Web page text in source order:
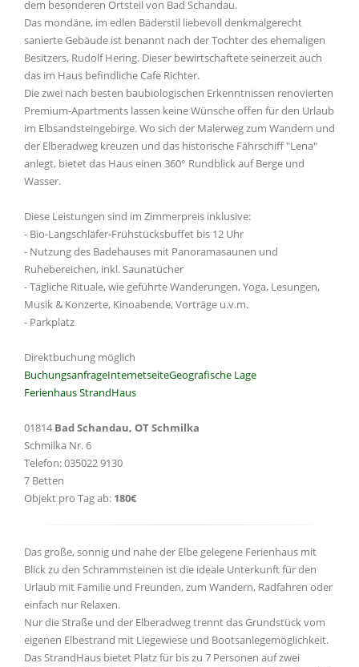
dem besonderen Ortsteil von Bad Schandau.
Das mondäne, im edlen Bäderstil liebevoll denkmalgerecht
sanierte Gebäude ist benannt nach der Tochter des ehemaligen
Besitzers, Rudolf Hering. Dieser bewirtschaftete seinerzeit auch
das im Haus befindliche Cafe Richter.
Die zwei nach besten baubiologischen Erkenntnissen renovierten
Premium-Apartments lassen keine Wünsche offen für den Urlaub
im Elbsandsteingebirge. Wo sich der Malerweg zum Wandern und
der Elberadweg kreuzen und das historische Fährschiff "Lena"
anlegt, bietet das Haus einen 360° Rundblick auf Berge und
Wasser.
Diese Leistungen sind im Zimmerpreis inklusive:
- Bio-Langschläfer-Frühstücksbuffet bis 12 Uhr
- Nutzung des Badehauses mit Panoramasaunen und
Ruhebereichen, inkl. Saunatücher
- Tägliche Rituale, wie geführte Wanderungen, Yoga, Lesungen,
Musik & Konzerte, Kinoabende, Vorträge u.v.m.
- Parkplatz
Direktbuchung möglich
BuchungsanfrageInternetseiteGeografische Lage
Ferienhaus StrandHaus
01814 Bad Schandau, OT Schmilka
Schmilka Nr. 6
Telefon: 035022 9130
7 Betten
Objekt pro Tag ab: 180€
Das große, sonnig und nahe der Elbe gelegene Ferienhaus mit
Blick zu den Schrammsteinen ist die ideale Unterkunft für den
Urlaub mit Familie und Freunden, zum Wandern, Radfahren oder
einfach nur Relaxen.
Nur die Straße und der Elberadweg trennt das Grundstück vom
eigenen Elbestrand mit Liegewiese und Bootsanlegemöglichkeit.
Das StrandHaus bietet Platz für bis zu 7 Personen auf zwei